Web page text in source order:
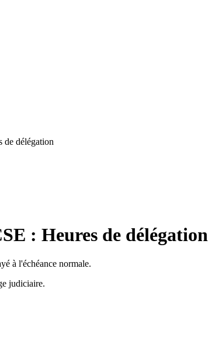
délégation
: Heures de délégation
à l'échéance normale.
judiciaire.